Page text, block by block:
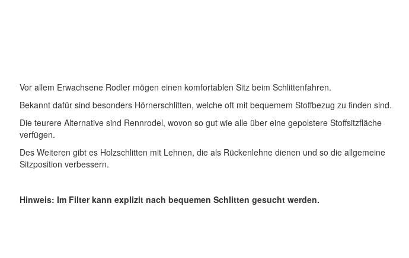
Vor allem Erwachsene Rodler mögen einen komfortablen Sitz beim Schlittenfahren.
Bekannt dafür sind besonders Hörnerschlitten, welche oft mit bequemem Stoffbezug zu finden sind.
Die teurere Alternative sind Rennrodel, wovon so gut wie alle über eine gepolstere Stoffsitzfläche
verfügen.
Des Weiteren gibt es Holzschlitten mit Lehnen, die als Rückenlehne dienen und so die allgemeine
Sitzposition verbessern.
Hinweis: Im Filter kann explizit nach bequemen Schlitten gesucht werden.